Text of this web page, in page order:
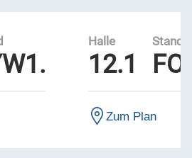
Halle
12.1
Stand
Zum Plan